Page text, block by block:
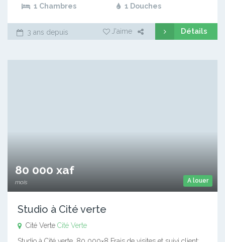
1 Chambres 1 Douches
3 ans depuis J'aime Détails
A louer
80 000 xaf
mois
Studio à Cité verte
Cité Verte Cité Verte